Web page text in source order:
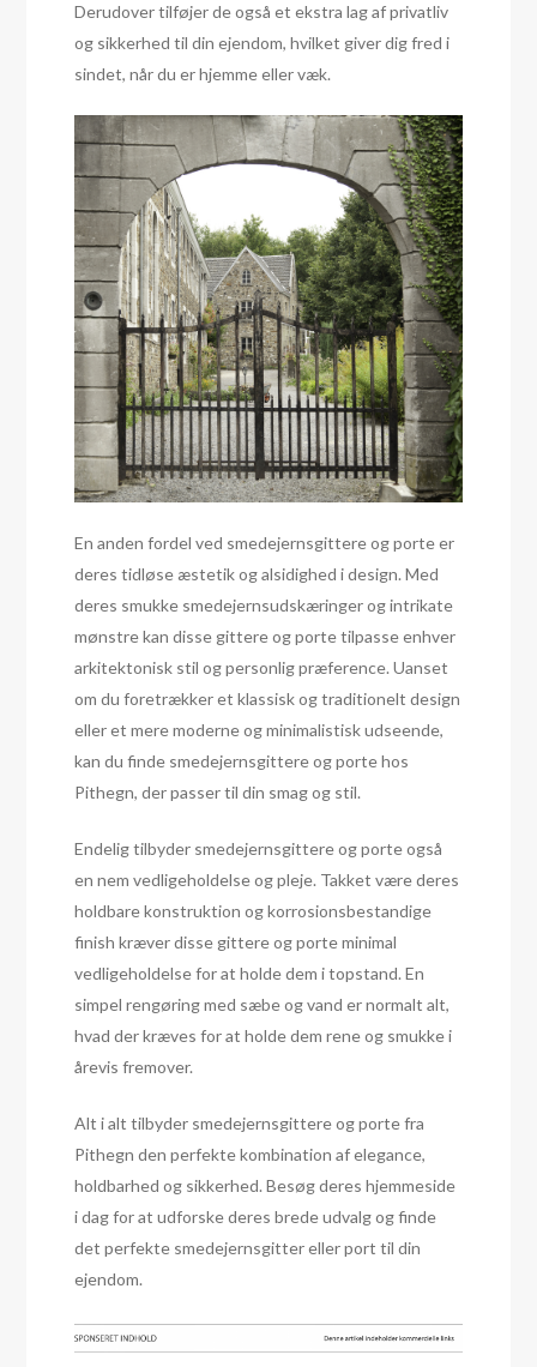
Derudover tilføjer de også et ekstra lag af privatliv
og sikkerhed til din ejendom, hvilket giver dig fred i
sindet, når du er hjemme eller væk.
En anden fordel ved smedejernsgittere og porte er
deres tidløse æstetik og alsidighed i design. Med
deres smukke smedejernsudskæringer og intrikate
mønstre kan disse gittere og porte tilpasse enhver
arkitektonisk stil og personlig præference. Uanset
om du foretrækker et klassisk og traditionelt design
eller et mere moderne og minimalistisk udseende,
kan du finde smedejernsgittere og porte hos
Pithegn, der passer til din smag og stil.
Endelig tilbyder smedejernsgittere og porte også
en nem vedligeholdelse og pleje. Takket være deres
holdbare konstruktion og korrosionsbestandige
finish kræver disse gittere og porte minimal
vedligeholdelse for at holde dem i topstand. En
simpel rengøring med sæbe og vand er normalt alt,
hvad der kræves for at holde dem rene og smukke i
årevis fremover.
Alt i alt tilbyder smedejernsgittere og porte fra
Pithegn den perfekte kombination af elegance,
holdbarhed og sikkerhed. Besøg deres hjemmeside
i dag for at udforske deres brede udvalg og finde
det perfekte smedejernsgitter eller port til din
ejendom.